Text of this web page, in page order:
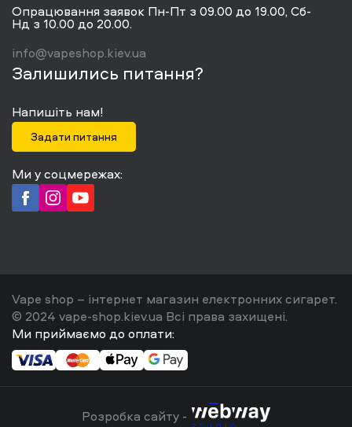
Опрацювання заявок Пн-Пт з 09.00 до 19.00, Сб-
Нд з 10.00 до 20.00.
info@vapeshop.kiev.ua
Залишились питання?
Напишіть нам!
Задати питання
Ми у соцмережах:
Vape shop – інтернет магазин електронних сигарет.
© 2024 vape-shop.kiev.ua Всі права захищені.
Ми приймаємо до оплати:
Розробка сайту -